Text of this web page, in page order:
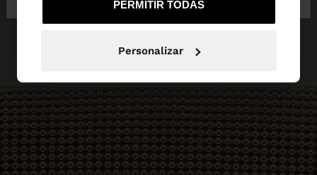
PERMITIR TODAS
Personalizar